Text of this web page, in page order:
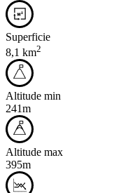
Superficie
8,1 km2
Altitude min
241m
Altitude max
395m